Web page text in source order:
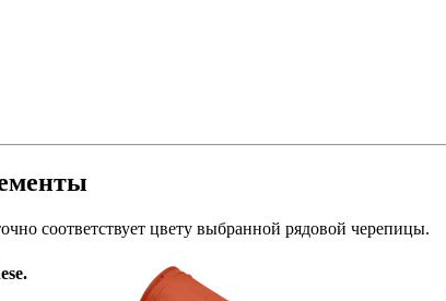
соответствует цвету выбранной рядовой черепицы.